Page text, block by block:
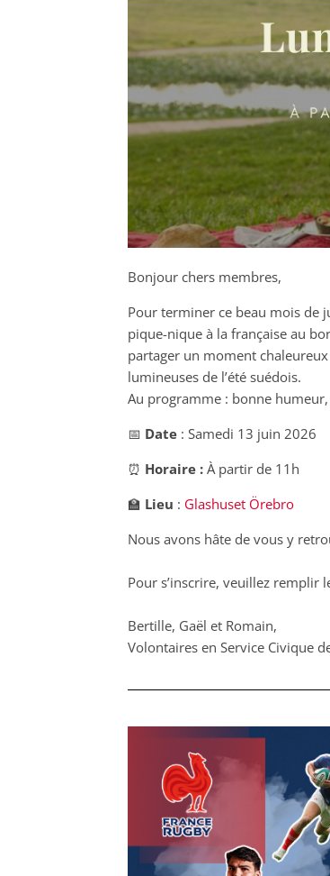
Bonjour chers membres,
Pour terminer ce beau mois de
pique-nique à la française au
partager un moment
lumineuses de l’été suédois.
Au programme : bonne
📅 Date : Samedi 13 juin 2026
⏰ Horaire : À partir de 11h
🏫 Lieu : Glashuset Örebro
Nous avons hâte de vous y
Pour s’inscrire, veuillez remplir
Bertille, Gaël et Romain,
Volontaires en Service Civique